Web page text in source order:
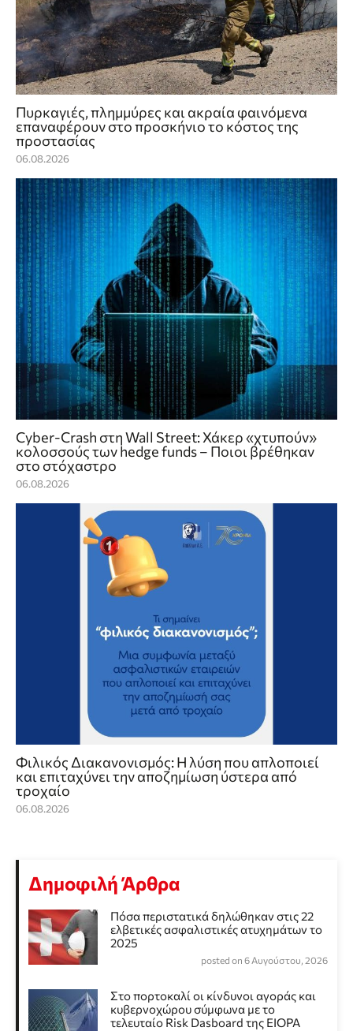
Πυρκαγιές, πλημμύρες και ακραία φαινόμενα
επαναφέρουν στο προσκήνιο το κόστος της
προστασίας
06.08.2026
Cyber-Crash στη Wall Street: Χάκερ «χτυπούν»
κολοσσούς των hedge funds – Ποιοι βρέθηκαν
στο στόχαστρο
06.08.2026
Φιλικός Διακανονισμός: Η λύση που απλοποιεί
και επιταχύνει την αποζημίωση ύστερα από
τροχαίο
06.08.2026
Δημοφιλή Άρθρα
Πόσα περιστατικά δηλώθηκαν στις 22
ελβετικές ασφαλιστικές ατυχημάτων το
2025
posted on 6 Αυγούστου, 2026
Στο πορτοκαλί οι κίνδυνοι αγοράς και
κυβερνοχώρου σύμφωνα με το
τελευταίο Risk Dasboard της EIOPA